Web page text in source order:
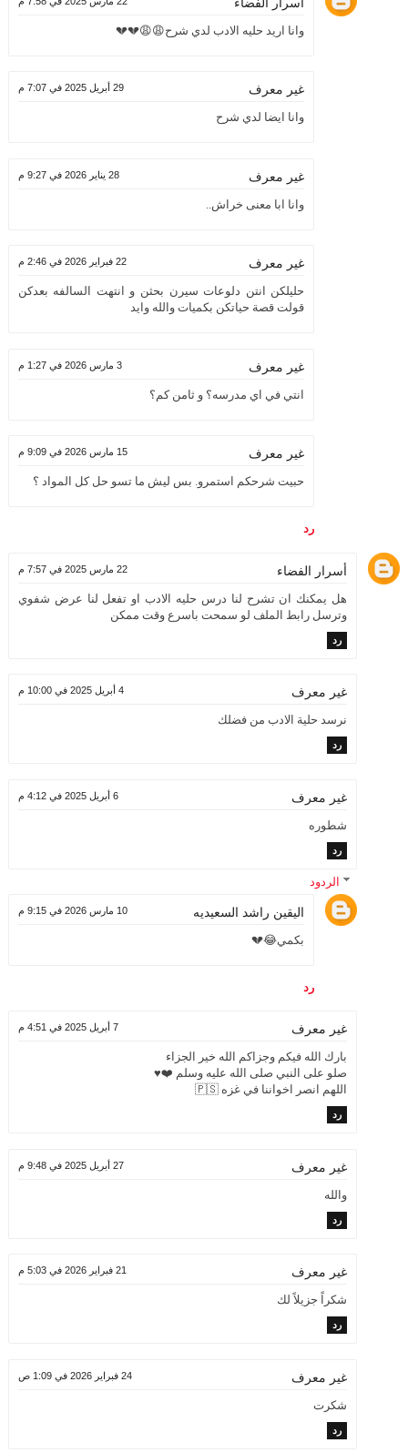
وانا اريد حليه الادب لدي شرح😩😩💔💔
غير معرف 29 أبريل 2025 في 7:07 م
وانا ايضا لدي شرح
غير معرف 28 يناير 2026 في 9:27 م
وانا ابا معنى خراش..
غير معرف 22 فبراير 2026 في 2:46 م
حليلكن انتن دلوعات سيرن بحثن و انتهت السالفه بعدكن
قولت قصة حياتكن بكميات والله وايد
غير معرف 3 مارس 2026 في 1:27 م
انتي في اي مدرسه؟ و ثامن كم؟
غير معرف 15 مارس 2026 في 9:09 م
حبيت شرحكم استمرو. بس ليش ما تسو حل كل المواد ؟
رد
أسرار الفضاء 22 مارس 2025 في 7:57 م
هل يمكنك ان تشرح لنا درس حليه الادب او تفعل لنا عرض شفوي
وترسل رابط الملف لو سمحت باسرع وقت ممكن
رد
غير معرف 4 أبريل 2025 في 10:00 م
نرسد حلية الادب من فضلك
رد
غير معرف 6 أبريل 2025 في 4:12 م
شطوره
رد
الردود
اليقين راشد السعيديه 10 مارس 2026 في 9:15 م
بكمي😂💔
رد
غير معرف 7 أبريل 2025 في 4:51 م
بارك الله فيكم وجزاكم الله خير الجزاء
صلو على النبي صلى الله عليه وسلم ❤️♥️
اللهم انصر اخواننا في غزه 🇵🇸
رد
غير معرف 27 أبريل 2025 في 9:48 م
والله
رد
غير معرف 21 فبراير 2026 في 5:03 م
شكراً جزيلاً لك
رد
غير معرف 24 فبراير 2026 في 1:09 ص
شكرت
رد